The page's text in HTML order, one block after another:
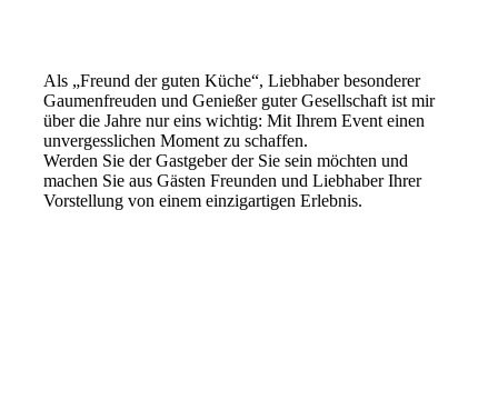
Als „Freund der guten Küche“, Liebhaber besonderer
Gaumenfreuden und Genießer guter Gesellschaft ist mir
über die Jahre nur eins wichtig: Mit Ihrem Event einen
unvergesslichen Moment zu schaffen.
Werden Sie der Gastgeber der Sie sein möchten und
machen Sie aus Gästen Freunden und Liebhaber Ihrer
Vorstellung von einem einzigartigen Erlebnis.